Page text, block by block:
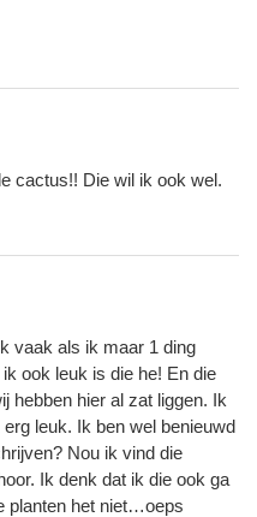
cactus!! Die wil ik ook wel.
vaak als ik maar 1 ding
ook leuk is die he! En die
hebben hier al zat liggen. Ik
leuk. Ik ben wel benieuwd
Nou ik vind die
Ik denk dat ik die ook ga
planten het niet…oeps